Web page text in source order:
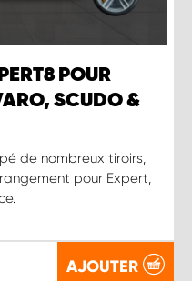
POUR
SCUDO &
de nombreux tiroirs,
pour Expert,
AJOUTER